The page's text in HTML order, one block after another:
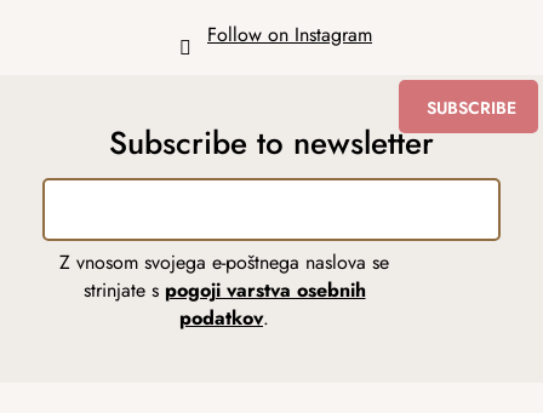
Follow on Instagram
Subscribe to newsletter
Z vnosom svojega e-poštnega naslova se
strinjate s pogoji varstva osebnih
podatkov.
SUBSCRIBE